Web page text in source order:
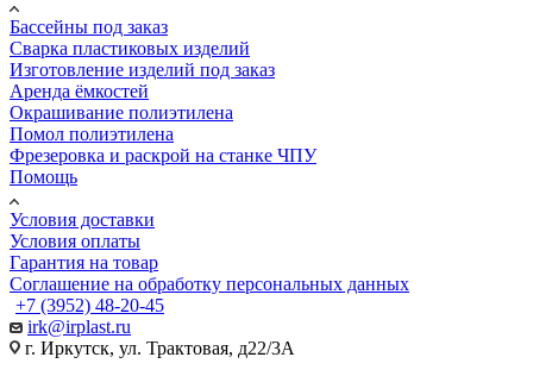
Бассейны под заказ
Сварка пластиковых изделий
Изготовление изделий под заказ
Аренда ёмкостей
Окрашивание полиэтилена
Помол полиэтилена
Фрезеровка и раскрой на станке ЧПУ
Помощь
Условия доставки
Условия оплаты
Гарантия на товар
Соглашение на обработку персональных данных
+7 (3952) 48-20-45
irk@irplast.ru
г. Иркутск, ул. Трактовая, д22/3А